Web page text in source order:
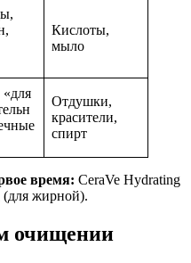
Кислоты,
мыло
Отдушки,
красители,
спирт
время: CeraVe Hydrating
(для жирной).
очищении